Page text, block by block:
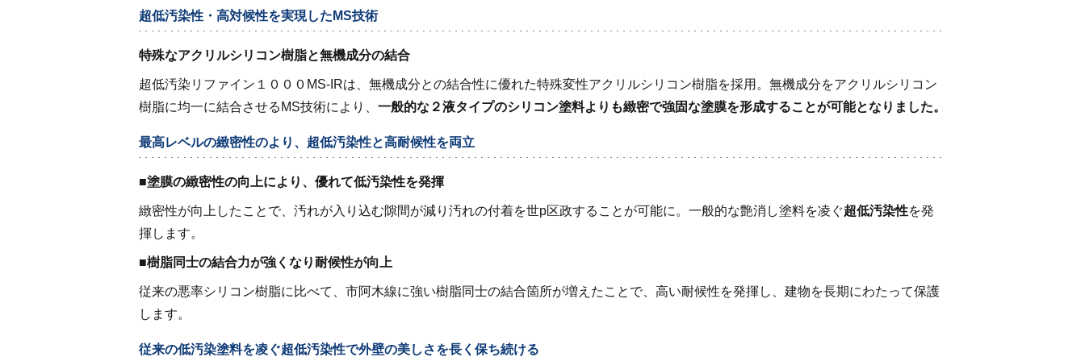
超低汚染性・高対候性を実現したMS技術
特殊なアクリルシリコン樹脂と無機成分の結合
超低汚染リファイン１０００MS‐IRは、無機成分との結合性に優れた特殊変性アクリルシリコン樹脂を採用。無機成分をアクリルシリコン
樹脂に均一に結合させるMS技術により、 一般的な２液タイプのシリコン塗料よりも緻密で強固な塗膜を形成することが可能となりました。
最高レベルの緻密性のより、超低汚染性と高耐候性を両立
■塗膜の緻密性の向上により、優れて低汚染性を発揮
緻密性が向上したことで、汚れが入り込む隙間が減り汚れの付着を世p区政することが可能に。一般的な艶消し塗料を凌ぐ超低汚染性を発
揮します。
■樹脂同士の結合力が強くなり耐候性が向上
従来の悪率シリコン樹脂に比べて、市阿木線に強い樹脂同士の結合箇所が増えたことで、高い耐候性を発揮し、建物を長期にわたって保護
します。
従来の低汚染塗料を凌ぐ超低汚染性で外壁の美しさを長く保ち続ける